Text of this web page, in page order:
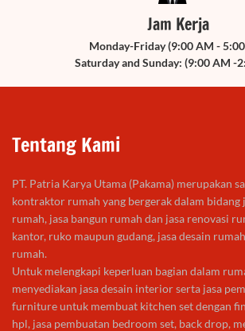
Jam Kerja
Monday-Friday (9:00 AM -
Saturday and Sunday: (9:00 AM -
Tentang Kami
PT. Patria Karya Utama (Pakama) merupakan
kontraktor rumah yang bergerak dalam bidang
rumah, jasa bangun rumah dan jasa renovasi
kantor, ruko maupun gudang, jasa desain
rumah.
Untuk melengkapi keperluan bagian dalam
menyediakan jasa desain interior serta jasa
furniture untuk membuat kitchen set dengan
hpl, jasa pembuatan bedroom set, back drop,